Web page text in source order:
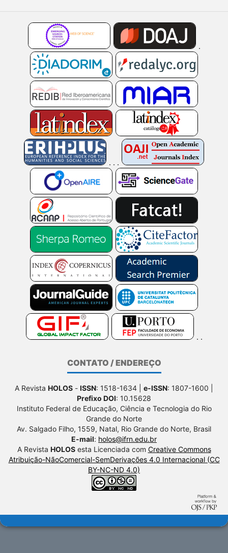
CONTATO / ENDEREÇO
A Revista HOLOS - ISSN: 1518-1634 | e-ISSN: 1807-1600 |
Prefixo DOI: 10.15628
Instituto Federal de Educação, Ciência e Tecnologia do Rio
Grande do Norte
Av. Salgado Filho, 1559, Natal, Rio Grande do Norte, Brasil
E-mail: holos@ifrn.edu.br
A Revista HOLOSesta Licenciada com Creative Commons
Atribuição-NãoComercial-SemDerivações 4.0 Internacional (CC
BY-NC-ND 4.0)